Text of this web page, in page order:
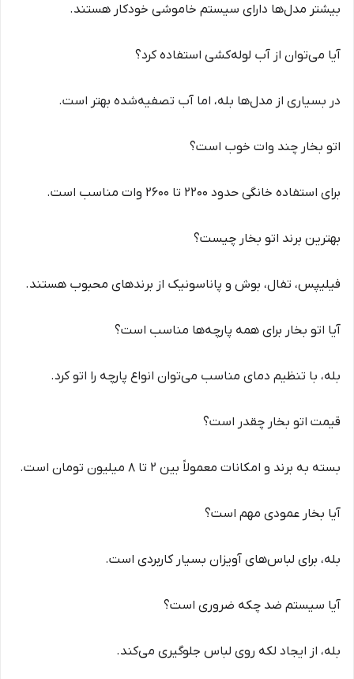
بیشتر مدل‌ها دارای سیستم خاموشی خودکار هستند.
آیا می‌توان از آب لوله‌کشی استفاده کرد؟
در بسیاری از مدل‌ها بله، اما آب تصفیه‌شده بهتر است.
اتو بخار چند وات خوب است؟
برای استفاده خانگی حدود 2200 تا 2600 وات مناسب است.
بهترین برند اتو بخار چیست؟
فیلیپس، تفال، بوش و پاناسونیک از برندهای محبوب هستند.
آیا اتو بخار برای همه پارچه‌ها مناسب است؟
بله، با تنظیم دمای مناسب می‌توان انواع پارچه را اتو کرد.
قیمت اتو بخار چقدر است؟
بسته به برند و امکانات معمولاً بین 2 تا 8 میلیون تومان است.
آیا بخار عمودی مهم است؟
بله، برای لباس‌های آویزان بسیار کاربردی است.
آیا سیستم ضد چکه ضروری است؟
بله، از ایجاد لکه روی لباس جلوگیری می‌کند.